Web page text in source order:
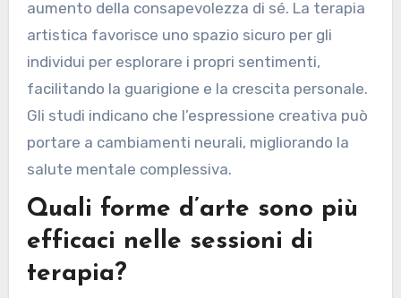
aumento della consapevolezza di sé. La terapia
artistica favorisce uno spazio sicuro per gli
individui per esplorare i propri sentimenti,
facilitando la guarigione e la crescita personale.
Gli studi indicano che l’espressione creativa può
portare a cambiamenti neurali, migliorando la
salute mentale complessiva.
Quali forme d’arte sono più
efficaci nelle sessioni di
terapia?